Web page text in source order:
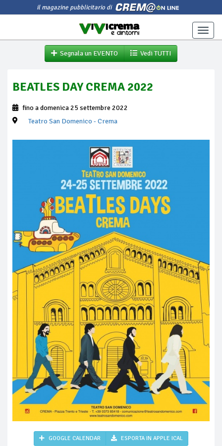
il magazine pubblicitario di
Toggle
Segnala un EVENTO
Vedi TUTTI
BEATLES DAY CREMA 2022
fino a domenica 25 settembre 2022
Teatro San Domenico - Crema
GOOGLE CALENDAR ESPORTA IN APPLE ICAL